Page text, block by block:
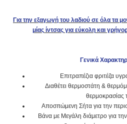
Για την εξαγωγή του λαδιού σε όλα τα
μίας ίντσας για εύκολη και
Γενικά
Επιτραπέζια φριτέζα
Διαθέτει θερμοστάτη &
θερμοκρασίας
Αποσπώμενη Σήτα για την
Βάνα με Μεγάλη διάμετρο για